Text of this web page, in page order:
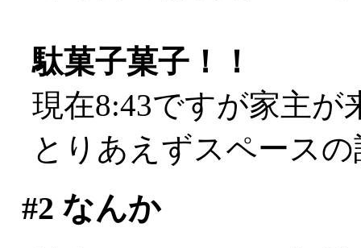
駄菓子菓子！！
現在8:43ですが家主が
とりあえずスペース
#2 なんか